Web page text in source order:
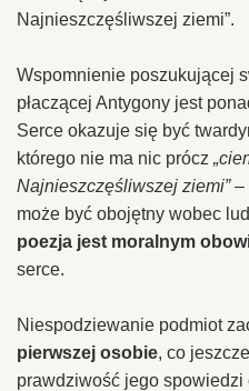
Najnieszczęśliwszej ziemi”.
Wspomnienie poszukującej
płaczącej Antygony jest
Serce okazuje się być
którego nie ma nic prócz
Najnieszczęśliwszej ziemi”–
może być obojętny wobec
poezja jest moralnym
serce.
Niespodziewanie podmiot
pierwszej osobie, co
prawdziwość jego